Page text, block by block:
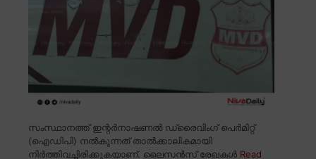
സംസ്ഥാനത്ത് ഇന്റർനാഷണൽ ഡ്രൈവിംഗ് പെർമിറ്റ്
(ഐഡിപി) നൽകുന്നത് താൽക്കാലികമായി
നിർത്തിവച്ചിരിക്കുകയാണ്. ലൈസൻസ് രേഖകൾ Read